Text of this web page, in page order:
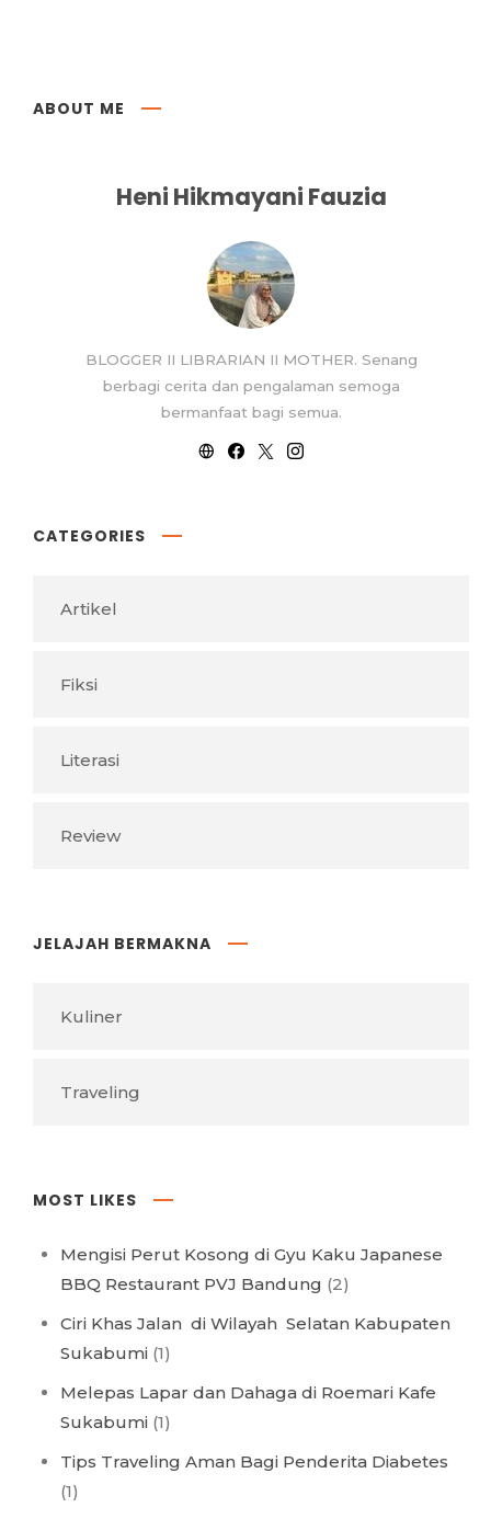
ABOUT ME
Heni Hikmayani Fauzia
BLOGGER II LIBRARIAN II MOTHER. Senang
berbagi cerita dan pengalaman semoga
bermanfaat bagi semua.
CATEGORIES
Artikel
Fiksi
Literasi
Review
JELAJAH BERMAKNA
Kuliner
Traveling
MOST LIKES
Mengisi Perut Kosong di Gyu Kaku Japanese
BBQ Restaurant PVJ Bandung (2)
Ciri Khas Jalan di Wilayah Selatan Kabupaten
Sukabumi (1)
Melepas Lapar dan Dahaga di Roemari Kafe
Sukabumi (1)
Tips Traveling Aman Bagi Penderita Diabetes
(1)